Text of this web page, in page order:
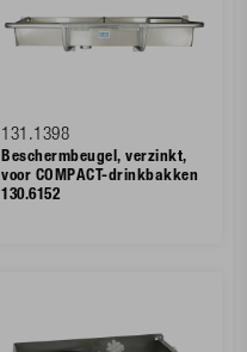
131.1398
Beschermbeugel, verzinkt,
voor COMPACT-drinkbakken
130.6152